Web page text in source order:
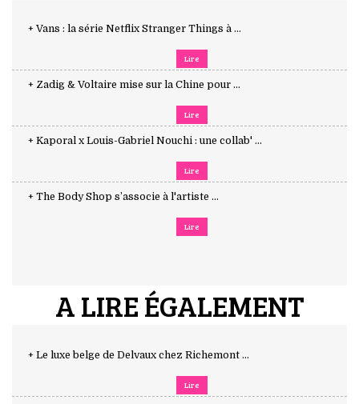
+ Vans : la série Netflix Stranger Things à ...
Lire
+ Zadig & Voltaire mise sur la Chine pour ...
Lire
+ Kaporal x Louis-Gabriel Nouchi : une collab' ...
Lire
+ The Body Shop s’associe à l'artiste ...
Lire
A LIRE ÉGALEMENT
+ Le luxe belge de Delvaux chez Richemont ...
Lire